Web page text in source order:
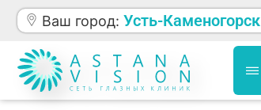
Ваш город: Усть-Каменогорск